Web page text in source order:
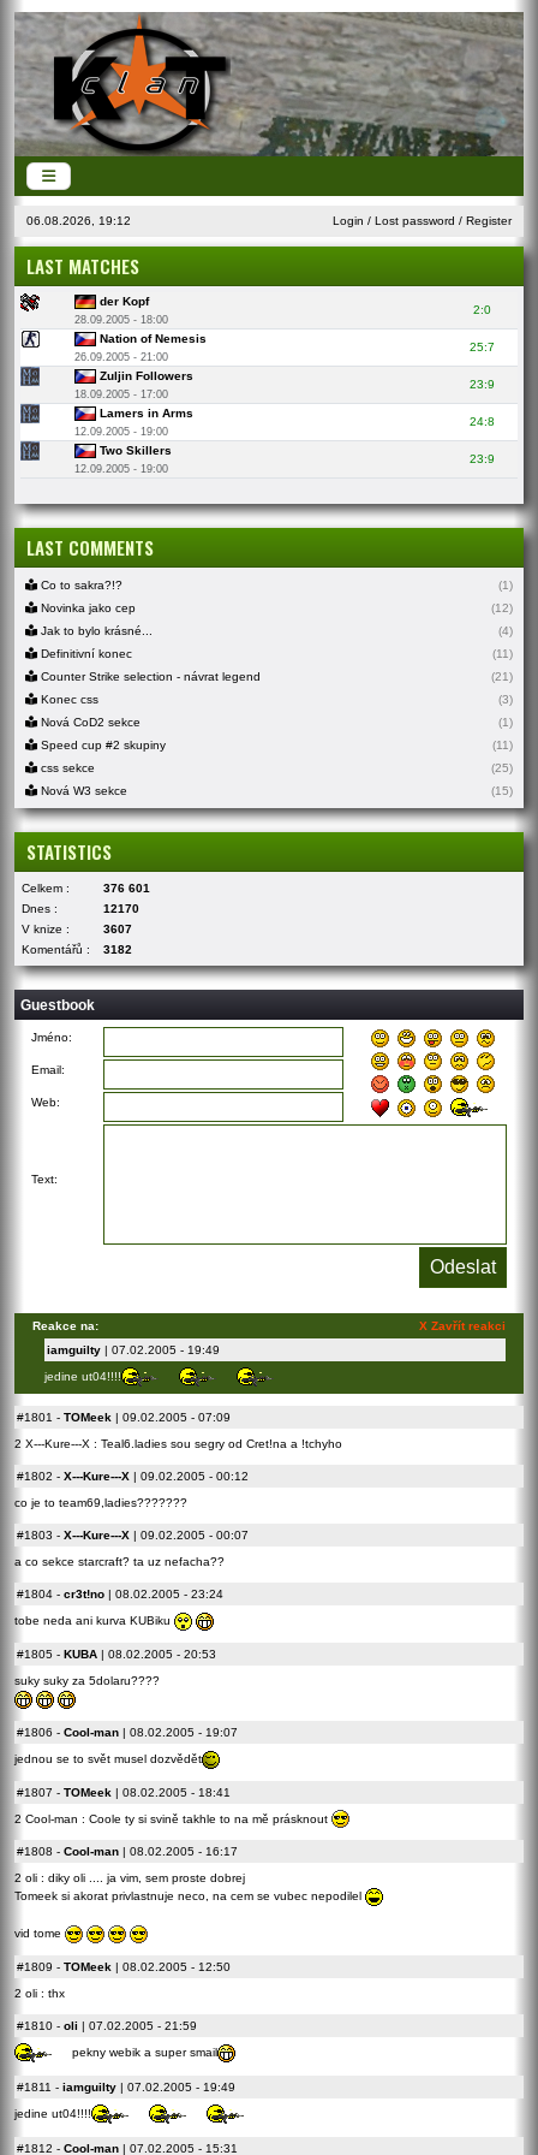
06.08.2026, 19:12 Login / Lost password / Register
LAST MATCHES
der Kopf
28.09.2005 - 18:00
2:0
Nation of Nemesis
26.09.2005 - 21:00
25:7
Zuljin Followers
18.09.2005 - 17:00
23:9
Lamers in Arms
12.09.2005 - 19:00
24:8
Two Skillers
12.09.2005 - 19:00
23:9
LAST COMMENTS
Co to sakra?!?
(1)
Novinka jako cep
(12)
Jak to bylo krásné...
(4)
Definitivní konec
(11)
Counter Strike selection - návrat legend
(21)
Konec css
(3)
Nová CoD2 sekce
(1)
Speed cup #2 skupiny
(11)
css sekce
(25)
Nová W3 sekce
(15)
STATISTICS
Celkem :
376 601
Dnes :
12170
V knize :
3607
Komentářů :
3182
Guestbook
Jméno:
Email:
Web:
Text:
X Zavřít reakci
Reakce na:
iamguilty | 07.02.2005 - 19:49
jedine ut04!!!!
#1801 - TOMeek | 09.02.2005 - 07:09
2 X---Kure---X : Teal6.ladies sou segry od Cret!na a !tchyho
#1802 - X---Kure---X | 09.02.2005 - 00:12
co je to team69,ladies???????
#1803 - X---Kure---X | 09.02.2005 - 00:07
a co sekce starcraft? ta uz nefacha??
#1804 - cr3t!no | 08.02.2005 - 23:24
tobe neda ani kurva KUBiku
#1805 - KUBA | 08.02.2005 - 20:53
suky suky za 5dolaru????
#1806 - Cool-man | 08.02.2005 - 19:07
jednou se to svět musel dozvědět
#1807 - TOMeek | 08.02.2005 - 18:41
2 Cool-man : Coole ty si svině takhle to na mě prásknout
#1808 - Cool-man | 08.02.2005 - 16:17
2 oli : diky oli .... ja vim, sem proste dobrej
Tomeek si akorat privlastnuje neco, na cem se vubec nepodilel
vid tome
#1809 - TOMeek | 08.02.2005 - 12:50
2 oli : thx
#1810 - oli | 07.02.2005 - 21:59
pekny webik a super smail
#1811 - iamguilty | 07.02.2005 - 19:49
jedine ut04!!!!
#1812 - Cool-man | 07.02.2005 - 15:31